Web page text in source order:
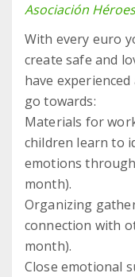
Asociación
With every euro
create safe and
have
go towards:
Materials for
children learn to
emotions
month).
Organizing
connection with
month).
Close emotional